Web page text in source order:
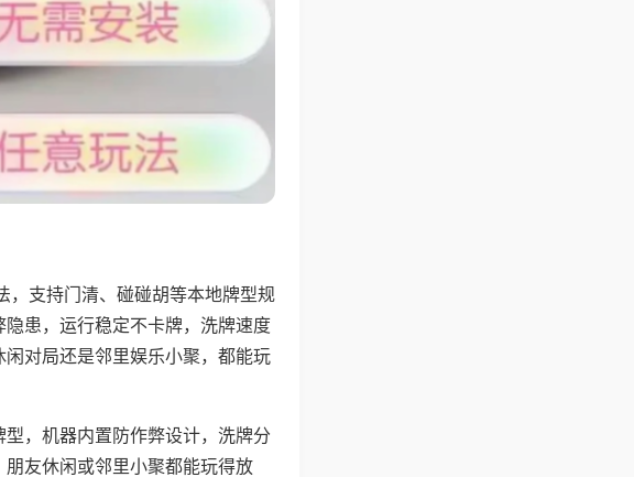
，支持门清、碰碰胡等本地牌型规
患，运行稳定不卡牌，洗牌速度
对局还是邻里娱乐小聚，都能玩
，机器内置防作弊设计，洗牌分
友休闲或邻里小聚都能玩得放